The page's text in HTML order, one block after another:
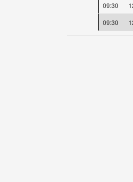
09:30
09:30